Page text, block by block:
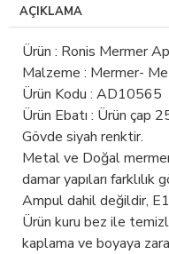
AÇIKLAMA
Ürün : Ronis Mermer
Malzeme : Mermer-
Ürün Kodu : AD10565
Ürün Ebatı : Ürün çap
Gövde siyah renktir.
Metal ve Doğal
damar yapıları
Ampul dahil değildir,
Ürün kuru bez ile
kaplama ve boyaya